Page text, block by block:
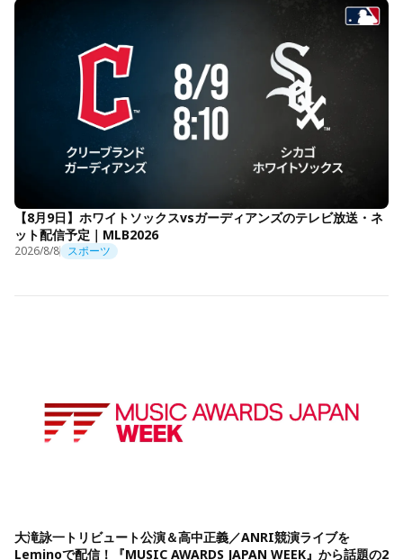
【8月9日】ホワイトソックスvsガーディアンズのテレビ放送・ネ
ット配信予定｜MLB2026
2026/8/8 スポーツ
大滝詠一トリビュート公演＆高中正義／ANRI競演ライブを
Leminoで配信！『MUSIC AWARDS JAPAN WEEK』から話題の2